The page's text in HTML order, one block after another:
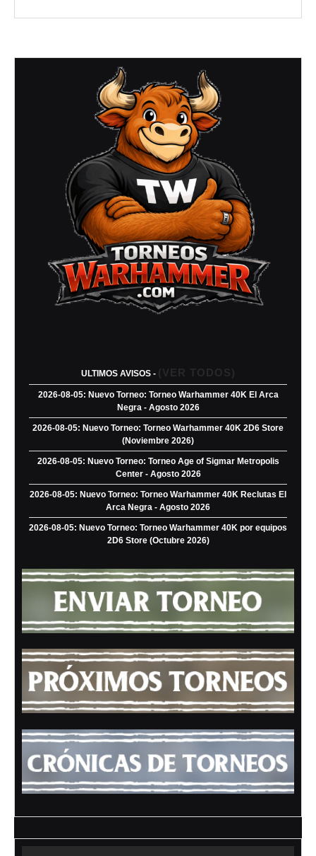
ULTIMOS AVISOS - (VER TODOS)
2026-08-05: Nuevo Torneo: Torneo Warhammer 40K El Arca
Negra - Agosto 2026
2026-08-05: Nuevo Torneo: Torneo Warhammer 40K 2D6 Store
(Noviembre 2026)
2026-08-05: Nuevo Torneo: Torneo Age of Sigmar Metropolis
Center - Agosto 2026
2026-08-05: Nuevo Torneo: Torneo Warhammer 40K Reclutas El
Arca Negra - Agosto 2026
2026-08-05: Nuevo Torneo: Torneo Warhammer 40K por equipos
2D6 Store (Octubre 2026)